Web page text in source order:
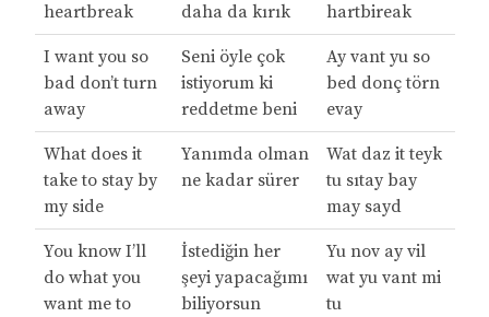
heartbreak
daha da kırık
hartbireak
I want you so
bad don’t turn
away
Seni öyle çok
istiyorum ki
reddetme beni
Ay vant yu so
bed donç törn
evay
What does it
take to stay by
my side
Yanımda olman
ne kadar sürer
Wat daz it teyk
tu sıtay bay
may sayd
You know I’ll
do what you
want me to
İstediğin her
şeyi yapacağımı
biliyorsun
Yu nov ay vil
wat yu vant mi
tu